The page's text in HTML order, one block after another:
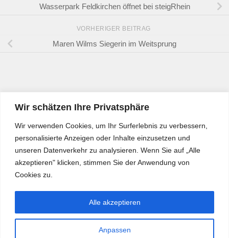
Wir schätzen Ihre Privatsphäre
Wir verwenden Cookies, um Ihr Surferlebnis zu verbessern,
personalisierte Anzeigen oder Inhalte einzusetzen und
unseren Datenverkehr zu analysieren. Wenn Sie auf „Alle
akzeptieren" klicken, stimmen Sie der Anwendung von
Cookies zu.
Anpassen
Alle akzeptieren
Wasserpark Feldkirchen öffnet bei steigRhein
VORHERIGER BEITRAG
Maren Wilms Siegerin im Weitsprung